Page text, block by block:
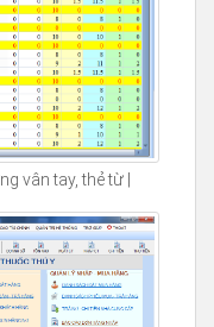
vân tay, thẻ từ |